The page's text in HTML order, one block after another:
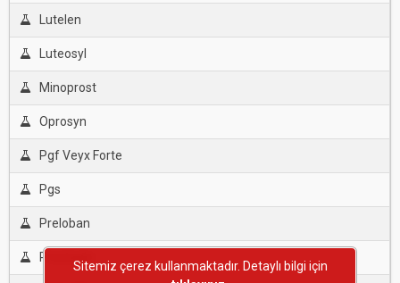
Lutelen
Luteosyl
Minoprost
Oprosyn
Pgf Veyx Forte
Pgs
Preloban
Prostagin
Sitemiz çerez kullanmaktadır. Detaylı bilgi için